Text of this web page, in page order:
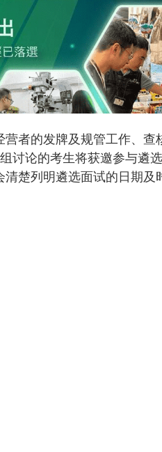
者的发牌及规管工作、查
讨论的考生将获邀参与遴
楚列明遴选面试的日期及